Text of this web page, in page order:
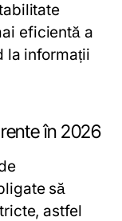
eficientă a
la informații
în 2026
să
astfel